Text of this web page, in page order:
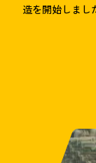
造を開始しまし